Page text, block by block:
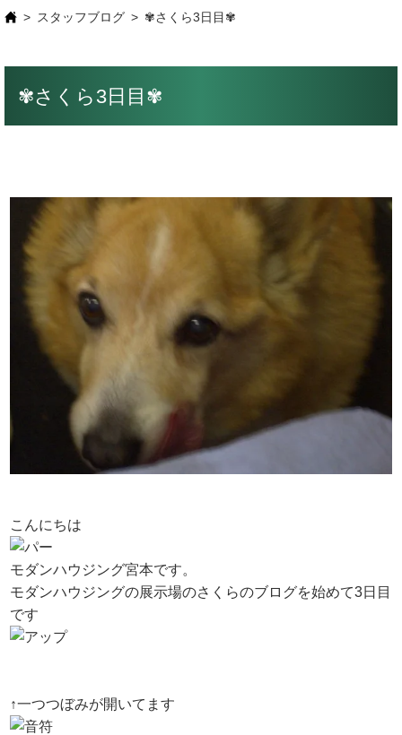
スタッフブログ ✾さくら3日目✾
✾さくら3日目✾
こんにちは
モダンハウジング宮本です。
モダンハウジングの展示場のさくらのブログを始めて3日目
です
↑一つつぼみが開いてます